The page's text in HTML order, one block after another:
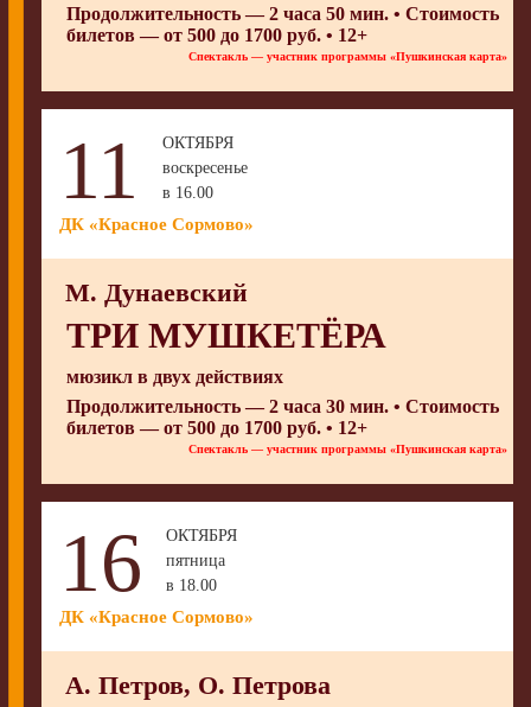
Продолжительность — 2 часа 50 мин. • Стоимость
билетов — от 500 до 1700 руб. • 12+
Спектакль — участник программы «Пушкинская карта»
11
ОКТЯБРЯ
воскресенье
в 16.00
ДК «Красное Сормово»
М. Дунаевский
ТРИ МУШКЕТЁРА
мюзикл в двух действиях
Продолжительность — 2 часа 30 мин. • Стоимость
билетов — от 500 до 1700 руб. • 12+
Спектакль — участник программы «Пушкинская карта»
16
ОКТЯБРЯ
пятница
в 18.00
ДК «Красное Сормово»
А. Петров, О. Петрова